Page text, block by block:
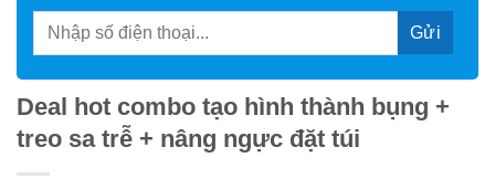
Deal hot combo tạo hình thành bụng +
treo sa trễ + nâng ngực đặt túi